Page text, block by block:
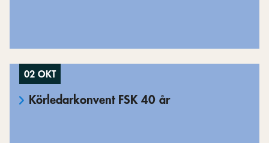
02 OKT
Körledarkonvent FSK 40 år